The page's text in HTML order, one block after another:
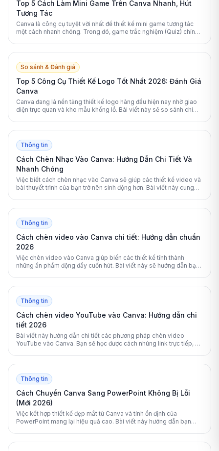
Top 5 Cách Làm Mini Game Trên Canva Nhanh, Hút
Tương Tác
Canva là công cụ tuyệt vời nhất để thiết kế mini game tương tác
một cách nhanh chóng. Trong đó, game trắc nghiệm (Quiz) chính
So sánh & Đánh giá
Top 5 Công Cụ Thiết Kế Logo Tốt Nhất 2026: Đánh Giá
Canva
Canva đang là nền tảng thiết kế logo hàng đầu hiện nay nhờ giao
diện trực quan và kho mẫu khổng lồ. Bài viết này sẽ so sánh chi
Thông tin
Cách Chèn Nhạc Vào Canva: Hướng Dẫn Chi Tiết Và
Nhanh Chóng
Việc biết cách chèn nhạc vào Canva sẽ giúp các thiết kế video và
bài thuyết trình của bạn trở nên sinh động hơn. Bài viết này cung
Thông tin
Cách chèn video vào Canva chi tiết: Hướng dẫn chuẩn
2026
Việc chèn video vào Canva giúp biến các thiết kế tĩnh thành
những ấn phẩm động đầy cuốn hút. Bài viết này sẽ hướng dẫn bạn
Thông tin
Cách chèn video YouTube vào Canva: Hướng dẫn chi
tiết 2026
Bài viết này hướng dẫn chi tiết các phương pháp chèn video
YouTube vào Canva. Bạn sẽ học được cách nhúng link trực tiếp, sử
Thông tin
Cách Chuyển Canva Sang PowerPoint Không Bị Lỗi
(Mới 2026)
Việc kết hợp thiết kế đẹp mắt từ Canva và tính ổn định của
PowerPoint mang lại hiệu quả cao. Bài viết này hướng dẫn bạn